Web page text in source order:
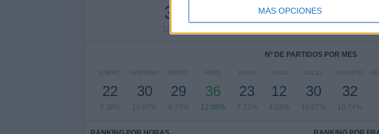
MÁS OPCIONES
38
12.75%
37 23
Nº DE PARTIDOS POR MES
ENERO
22
7.38%
FEBRERO
30
10.07%
MARZO
29
9.73%
ABRIL
36
12.08%
MAYO
23
7.72%
JUNIO
12
4.03%
JULIO
30
10.07%
AGOSTO
32
10.74%